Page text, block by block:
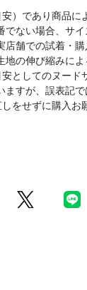
）であり商品に
ない場合、サ
舗での試着・
の伸び縮みによ
としてのヌード
すが、誤表記で
をせずに購入お